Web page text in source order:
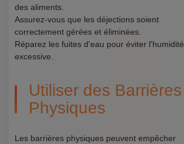
des aliments.
Assurez-vous que les déjections soient
correctement gérées et éliminées.
Réparez les fuites d'eau pour éviter l'humidité
excessive.
Utiliser des Barrières
Physiques
Les barrières physiques peuvent empêcher